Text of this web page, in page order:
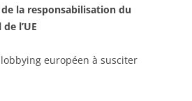
la responsabilisation du
l’UE
européen à susciter